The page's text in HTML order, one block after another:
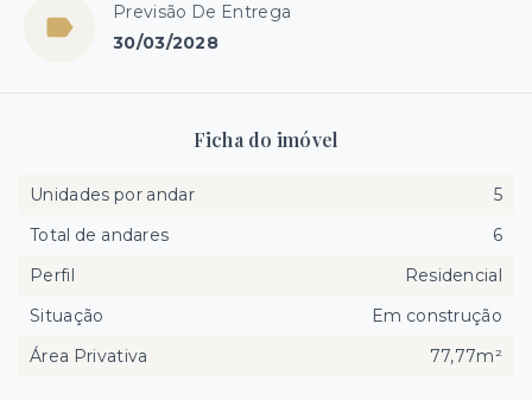
Previsão De Entrega
30/03/2028
Ficha do imóvel
Unidades por andar
5
Total de andares
6
Perfil
Residencial
Situação
Em construção
Área Privativa
77,77m²